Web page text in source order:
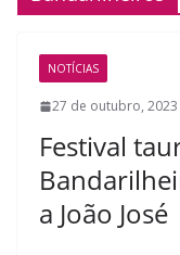
NOTÍCIAS
27 de outubro, 2023
Festival
a João José